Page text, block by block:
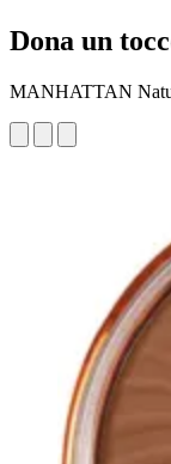
Dona un
MANHATTAN